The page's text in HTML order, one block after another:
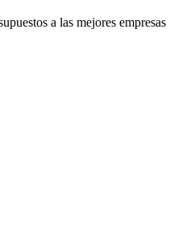
a las mejores empresas